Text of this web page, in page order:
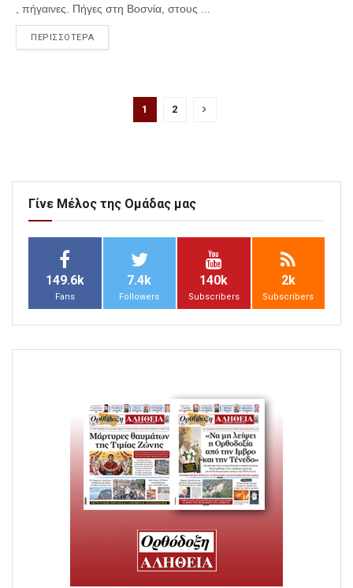
, πήγαινες. Πήγες στη Βοσνία, στους ...
ΠΕΡΙΣΣΟΤΕΡΑ
1 2
Γίνε Μέλος της Ομάδας μας
149.6k
Fans
7.4k
Followers
140k
Subscribers
2k
Subscribers